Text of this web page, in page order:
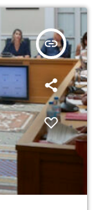
insert_link